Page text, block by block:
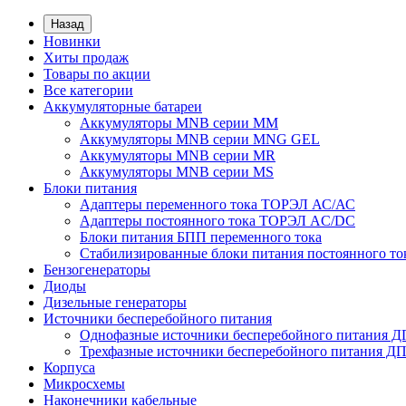
Назад
Новинки
Хиты продаж
Товары по акции
Все категории
Аккумуляторные батареи
Аккумуляторы MNB серии MM
Аккумуляторы MNB серии MNG GEL
Аккумуляторы MNB серии MR
Аккумуляторы MNB серии MS
Блоки питания
Адаптеры переменного тока ТОРЭЛ АС/АС
Адаптеры постоянного тока ТОРЭЛ AC/DC
Блоки питания БПП переменного тока
Стабилизированные блоки питания постоянного
Бензогенераторы
Диоды
Дизельные генераторы
Источники бесперебойного питания
Однофазные источники бесперебойного питания
Трехфазные источники бесперебойного питания
Корпуса
Микросхемы
Наконечники кабельные